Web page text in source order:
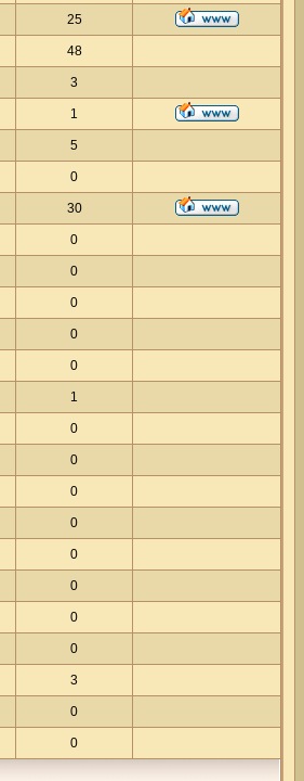
25
48
3
1
5
0
30
0
0
0
0
0
1
0
0
0
0
0
0
0
0
3
0
0